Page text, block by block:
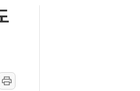
스톱'… 美 해상봉쇄 영향
" 촉각
…나스닥 선물 1%대 상승
인상 기대 후퇴